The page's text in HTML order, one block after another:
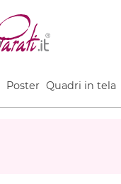
Poster Quadri in tela